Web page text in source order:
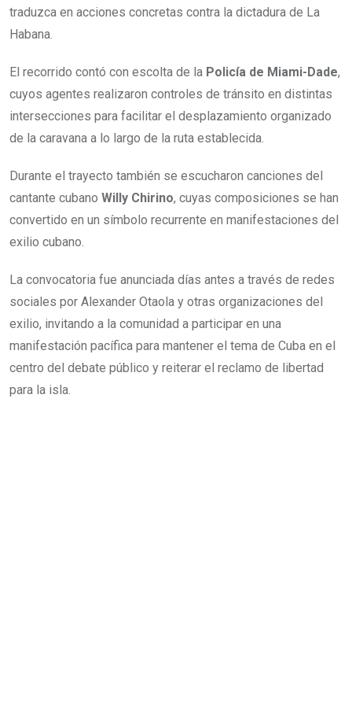
traduzca en acciones concretas contra la dictadura de La
Habana.
El recorrido contó con escolta de la Policía de Miami-Dade,
cuyos agentes realizaron controles de tránsito en distintas
intersecciones para facilitar el desplazamiento organizado
de la caravana a lo largo de la ruta establecida.
Durante el trayecto también se escucharon canciones del
cantante cubano Willy Chirino, cuyas composiciones se han
convertido en un símbolo recurrente en manifestaciones del
exilio cubano.
La convocatoria fue anunciada días antes a través de redes
sociales por Alexander Otaola y otras organizaciones del
exilio, invitando a la comunidad a participar en una
manifestación pacífica para mantener el tema de Cuba en el
centro del debate público y reiterar el reclamo de libertad
para la isla.